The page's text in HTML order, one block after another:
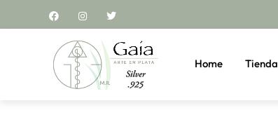
Home Tienda